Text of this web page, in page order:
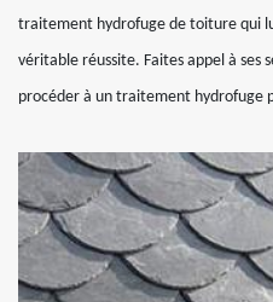
traitement hydrofuge de toiture qui
véritable réussite. Faites appel à ses
procéder à un traitement hydrofuge